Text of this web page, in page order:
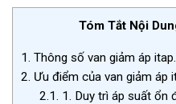
Tóm Tắt Nội
1. Thông số van giảm áp itap.
2. Ưu điểm của van giảm áp
2.1. 1. Duy trì áp suất ổn